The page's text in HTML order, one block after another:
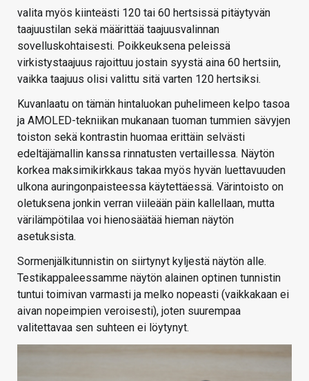
valita myös kiinteästi 120 tai 60 hertsissä pitäytyvän
taajuustilan sekä määrittää taajuusvalinnan
sovelluskohtaisesti. Poikkeuksena peleissä
virkistystaajuus rajoittuu jostain syystä aina 60 hertsiin,
vaikka taajuus olisi valittu sitä varten 120 hertsiksi.
Kuvanlaatu on tämän hintaluokan puhelimeen kelpo tasoa
ja AMOLED-tekniikan mukanaan tuoman tummien sävyjen
toiston sekä kontrastin huomaa erittäin selvästi
edeltäjämallin kanssa rinnatusten vertaillessa. Näytön
korkea maksimikirkkaus takaa myös hyvän luettavuuden
ulkona auringonpaisteessa käytettäessä. Värintoisto on
oletuksena jonkin verran viileään päin kallellaan, mutta
värilämpötilaa voi hienosäätää hieman näytön
asetuksista.
Sormenjälkitunnistin on siirtynyt kyljestä näytön alle.
Testikappaleessamme näytön alainen optinen tunnistin
tuntui toimivan varmasti ja melko nopeasti (vaikkakaan ei
aivan nopeimpien veroisesti), joten suurempaa
valitettavaa sen suhteen ei löytynyt.